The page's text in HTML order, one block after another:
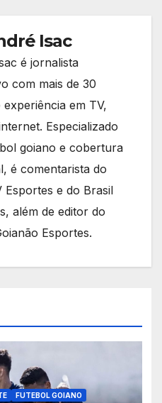
Isac
é jornalista
com mais de 30
experiência em TV,
Especializado
goiano e cobertura
é comentarista do
Esportes e do Brasil
além de editor do
Esportes.
FUTEBOL GOIANO